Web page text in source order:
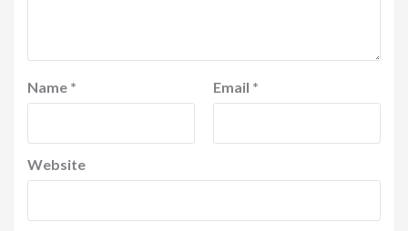
Name * Email *
Website